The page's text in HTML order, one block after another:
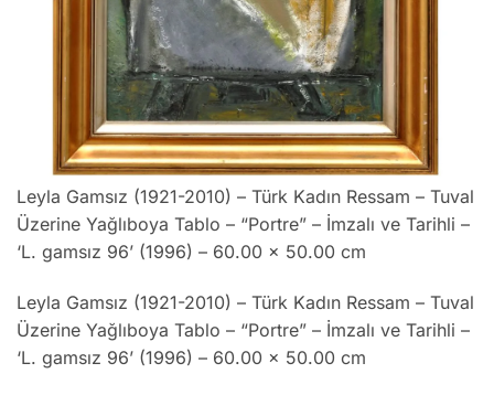
Leyla Gamsız (1921-2010) – Türk Kadın Ressam – Tuval
Üzerine Yağlıboya Tablo – “Portre” – İmzalı ve Tarihli –
‘L. gamsız 96’ (1996) – 60.00 x 50.00 cm
Leyla Gamsız (1921-2010) – Türk Kadın Ressam – Tuval
Üzerine Yağlıboya Tablo – “Portre” – İmzalı ve Tarihli –
‘L. gamsız 96’ (1996) – 60.00 x 50.00 cm